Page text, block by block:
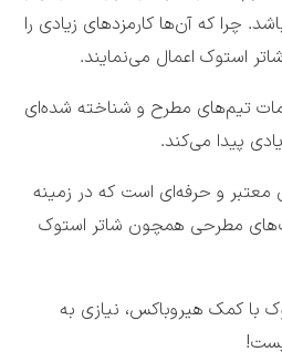
چرا که آن‌ها کارمزد‌های زیادی را
استوک اعمال می‌نمایند.
تیم‌های مطرح و شناخته شده‌ای
پیدا می‌کند.
و حرفه‌ای است که در زمینه
مطرحی همچون شاتر استوک
با کمک هیروباکس، نیازی به